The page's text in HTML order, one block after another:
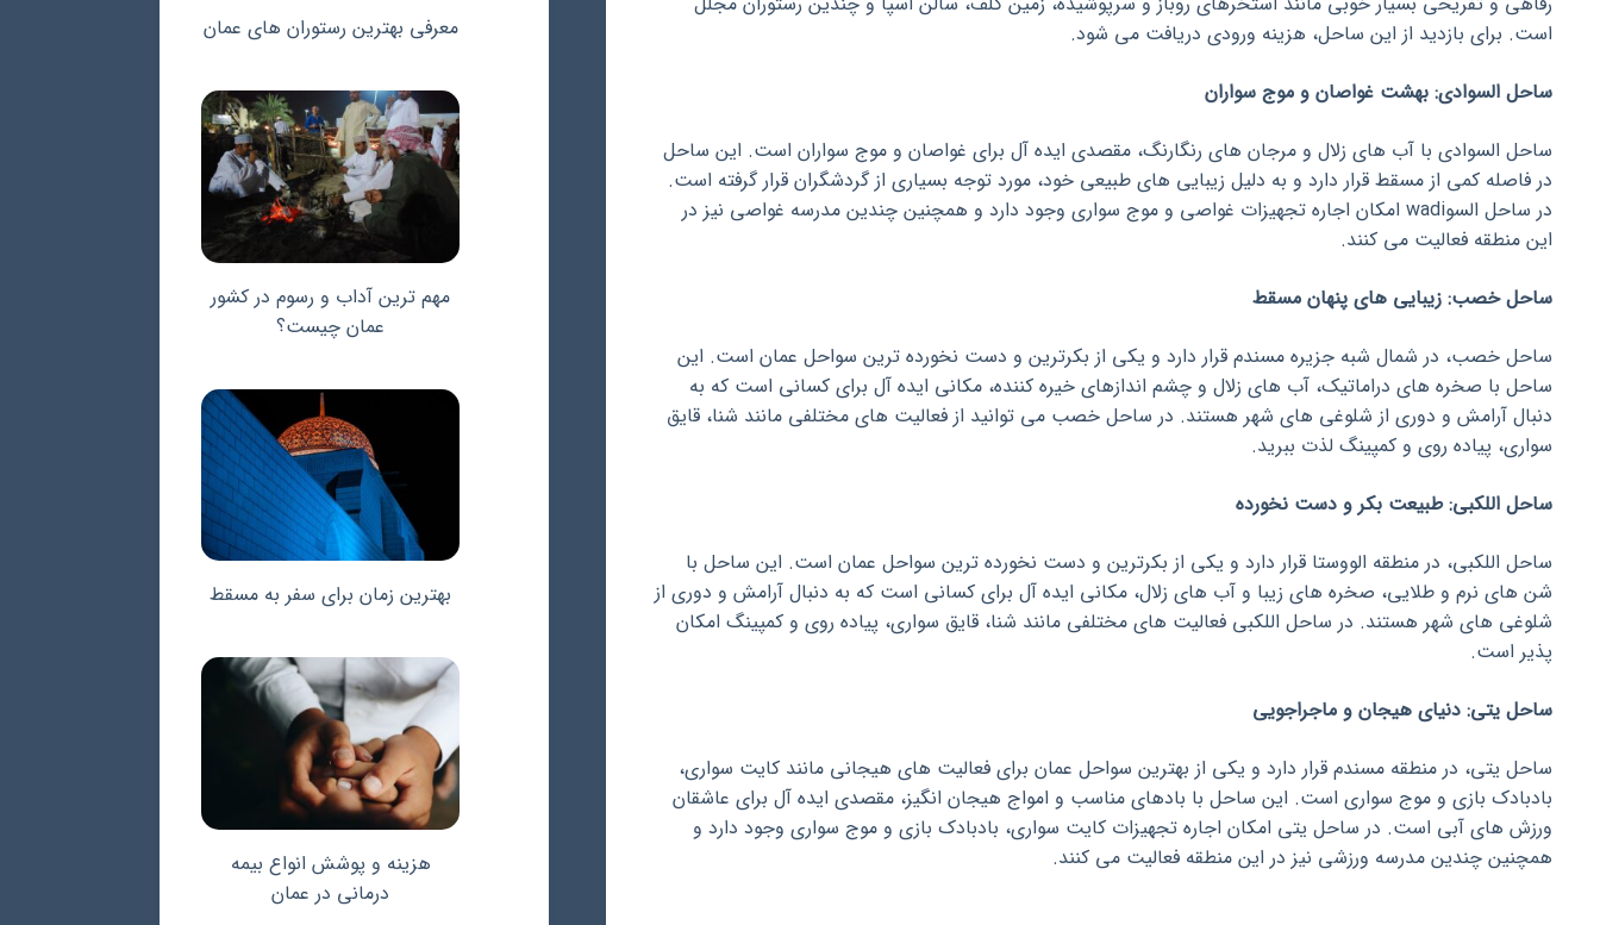
است. برای بازدید از این ساحل، هزینه ورودی دریافت می شود.
ساحل السوادی: بهشت غواصان و موج سواران
ساحل السوادی با آب های زلال و مرجان های رنگارنگ، مقصدی ایده آل برای غواصان و موج سواران است. این ساحل
در فاصله کمی از مسقط قرار دارد و به دلیل زیبایی های طبیعی خود، مورد توجه بسیاری از گردشگران قرار گرفته است.
در ساحل السوwadi امکان اجاره تجهیزات غواصی و موج سواری وجود دارد و همچنین چندین مدرسه غواصی نیز در
این منطقه فعالیت می کنند.
ساحل خصب: زیبایی های پنهان مسقط
ساحل خصب، در شمال شبه جزیره مسندم قرار دارد و یکی از بکرترین و دست نخورده ترین سواحل عمان است. این
ساحل با صخره های دراماتیک، آب های زلال و چشم اندازهای خیره کننده، مکانی ایده آل برای کسانی است که به
دنبال آرامش و دوری از شلوغی های شهر هستند. در ساحل خصب می توانید از فعالیت های مختلفی مانند شنا، قایق
سواری، پیاده روی و کمپینگ لذت ببرید.
ساحل اللکبی: طبیعت بکر و دست نخورده
ساحل اللکبی، در منطقه الووستا قرار دارد و یکی از بکرترین و دست نخورده ترین سواحل عمان است. این ساحل با
شن های نرم و طلایی، صخره های زیبا و آب های زلال، مکانی ایده آل برای کسانی است که به دنبال آرامش و دوری از
شلوغی های شهر هستند. در ساحل اللکبی فعالیت های مختلفی مانند شنا، قایق سواری، پیاده روی و کمپینگ امکان
پذیر است.
ساحل یتی: دنیای هیجان و ماجراجویی
ساحل یتی، در منطقه مسندم قرار دارد و یکی از بهترین سواحل عمان برای فعالیت های هیجانی مانند کایت سواری،
بادبادک بازی و موج سواری است. این ساحل با بادهای مناسب و امواج هیجان انگیز، مقصدی ایده آل برای عاشقان
ورزش های آبی است. در ساحل یتی امکان اجاره تجهیزات کایت سواری، بادبادک بازی و موج سواری وجود دارد و
همچنین چندین مدرسه ورزشی نیز در این منطقه فعالیت می کنند.
معرفی بهترین رستوران های عمان
مهم ترین آداب و رسوم در کشور
عمان چیست؟
بهترین زمان برای سفر به مسقط
هزینه و پوشش انواع بیمه
درمانی در عمان